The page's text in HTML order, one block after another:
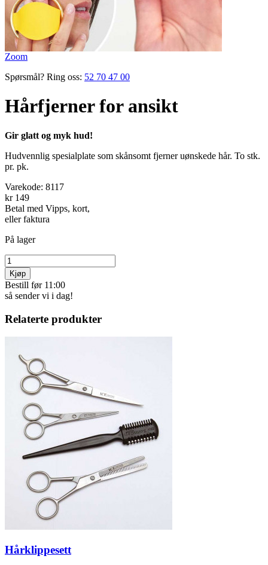
Zoom
Spørsmål? Ring oss: 52 70 47 00
Hårfjerner for ansikt
Gir glatt og myk hud!
Hud­vennlig spesial­plate som skånsomt fjerner uønskede hår. To stk.
pr. pk.
Varekode: 8117
kr 149
Betal med Vipps, kort,
eller faktura
På lager
Kjøp
Bestill før 11:00
så sender vi i dag!
Relaterte produkter
Hårklippesett